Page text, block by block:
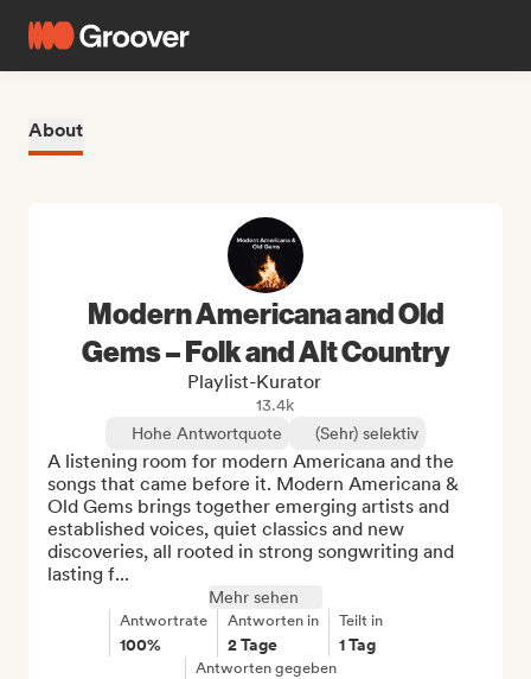
About
Modern Americana and Old
Gems – Folk and Alt Country
Playlist-Kurator
13.4k
Hohe Antwortquote
(Sehr) selektiv
A listening room for modern Americana and the
songs that came before it. Modern Americana &
Old Gems brings together emerging artists and
established voices, quiet classics and new
discoveries, all rooted in strong songwriting and
lasting f...
Mehr sehen
Antwortrate
100%
Antworten in
2 Tage
Teilt in
1 Tag
Antworten gegeben